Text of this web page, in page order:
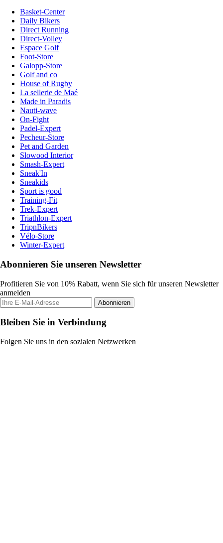
Basket-Center
Daily Bikers
Direct Running
Direct-Volley
Espace Golf
Foot-Store
Galopp-Store
Golf and co
House of Rugby
La sellerie de Maé
Made in Paradis
Nauti-wave
On-Fight
Padel-Expert
Pecheur-Store
Pet and Garden
Slowood Interior
Smash-Expert
Sneak'In
Sneakids
Sport is good
Training-Fit
Trek-Expert
Triathlon-Expert
TripnBikers
Vélo-Store
Winter-Expert
Abonnieren Sie unseren Newsletter
Profitieren Sie von 10% Rabatt, wenn Sie sich für unseren Newsletter
anmelden
Abonnieren
Bleiben Sie in Verbindung
Folgen Sie uns in den sozialen Netzwerken